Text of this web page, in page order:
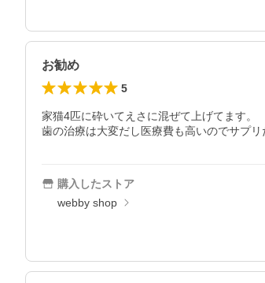
お勧め
5
家猫4匹に砕いてえさに混ぜて上げてます。
歯の治療は大変だし医療費も高いのでサプ
購入したストア
webby shop